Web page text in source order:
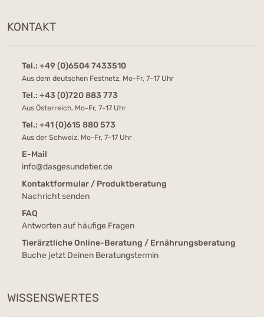
KONTAKT
Tel.: +49 (0)6504 7433510
Aus dem deutschen Festnetz, Mo-Fr, 7-17 Uhr
Tel.: +43 (0)720 883 773
Aus Österreich, Mo-Fr, 7-17 Uhr
Tel.: +41 (0)615 880 573
Aus der Schweiz, Mo-Fr, 7-17 Uhr
E-Mail
info@dasgesundetier.de
Kontaktformular / Produktberatung
Nachricht senden
FAQ
Antworten auf häufige Fragen
Tierärztliche Online-Beratung / Ernährungsberatung
Buche jetzt Deinen Beratungstermin
WISSENSWERTES